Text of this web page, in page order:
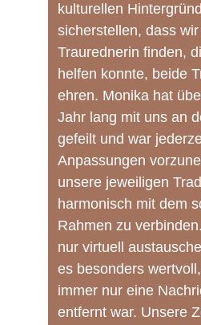
kulturellen
sicherstellen, dass
Traurednerin finden,
helfen konnte, beide
ehren. Monika hat
Jahr lang mit uns an
gefeilt und war
Anpassungen
unsere jeweiligen
harmonisch mit dem
Rahmen zu
nur virtuell
es besonders
immer nur eine
entfernt war. Unsere